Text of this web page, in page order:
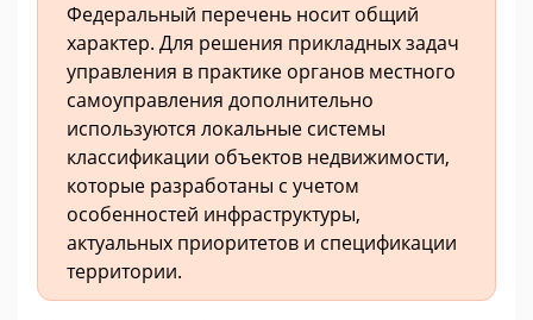
Федеральный перечень носит общий
характер. Для решения прикладных задач
управления в практике органов местного
самоуправления дополнительно
используются локальные системы
классификации объектов недвижимости,
которые разработаны с учетом
особенностей инфраструктуры,
актуальных приоритетов и спецификации
территории.